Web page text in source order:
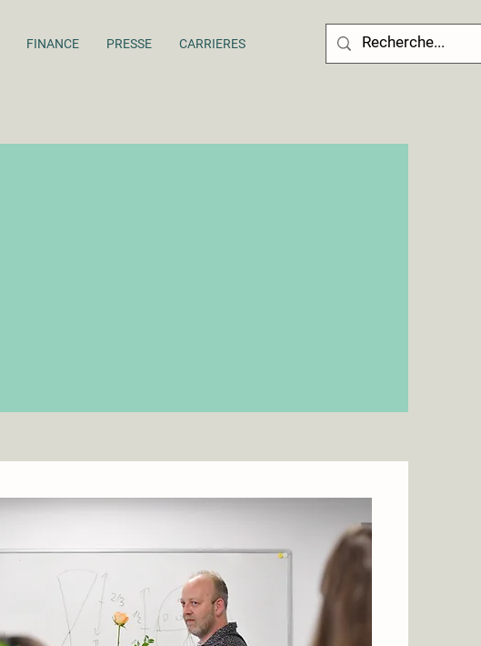
FINANCE PRESSE CARRIERES